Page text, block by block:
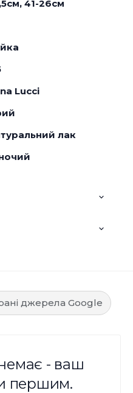
41-26см
Lucci
лак
джерела Google
- ваш
першим.